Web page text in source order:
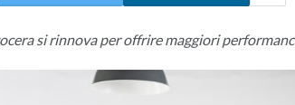
si rinnova per offrire maggiori